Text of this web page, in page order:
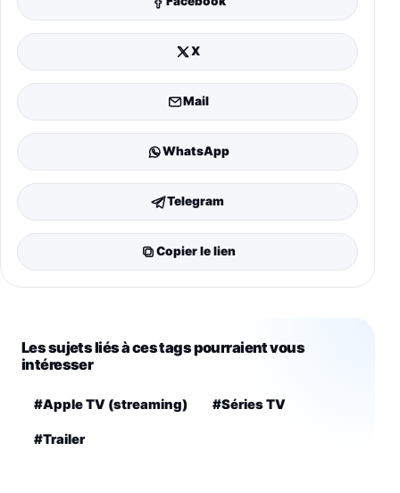
X
Mail
WhatsApp
Telegram
Copier le lien
Les sujets liés à ces tags pourraient vous
intéresser
#Apple TV (streaming) #Séries TV
#Trailer